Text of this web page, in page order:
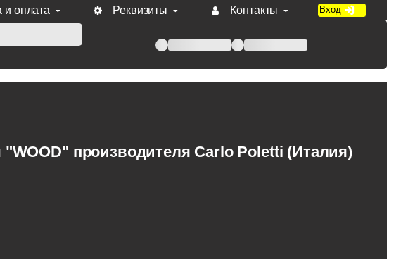
и оплата Реквизиты Контакты Вход
Melodia, Forme при оплате по счету.
производителя Carlo Poletti (Италия)